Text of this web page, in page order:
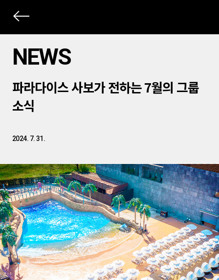
상
NEWS
문
제
파라다이스 사보가 전하는 7월의 그룹
소식
2024. 7. 31.
본
문